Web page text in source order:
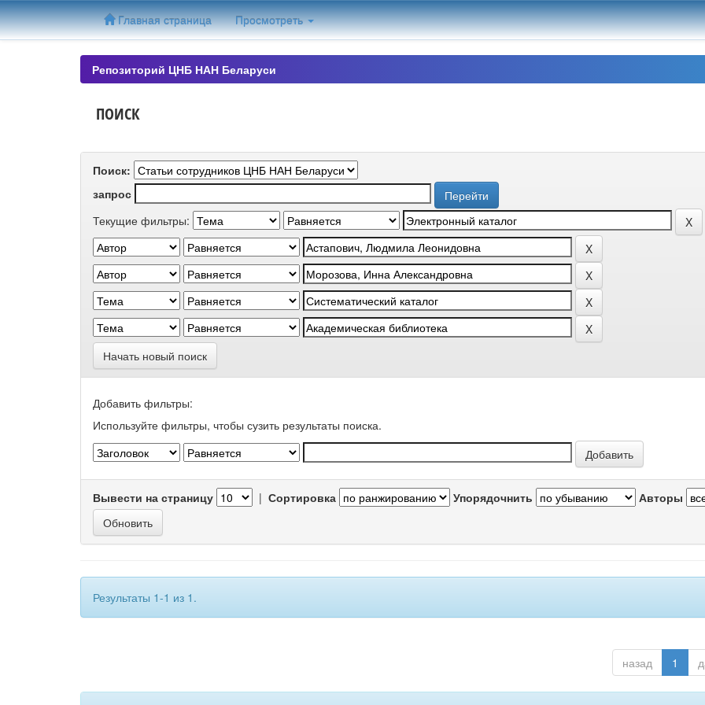
Skip
navigation
Главная страница Просмотреть
Репозиторий ЦНБ НАН Беларуси
ПОИСК
Поиск:
запрос
Текущие фильтры:
Начать новый поиск
Добавить фильтры:
Используйте фильтры, чтобы сузить результаты поиска.
Вывести на страницу | Сортировка Упорядочнить Авторы
Результаты 1-1 из 1.
назад 1